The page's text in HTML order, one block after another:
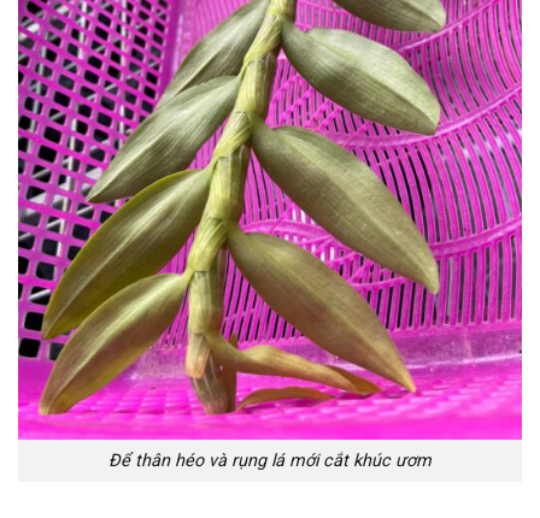
Để thân héo và rụng lá mới cắt khúc ươm